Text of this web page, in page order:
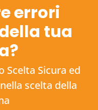
errori
tua
Scelta Sicura ed
scelta della